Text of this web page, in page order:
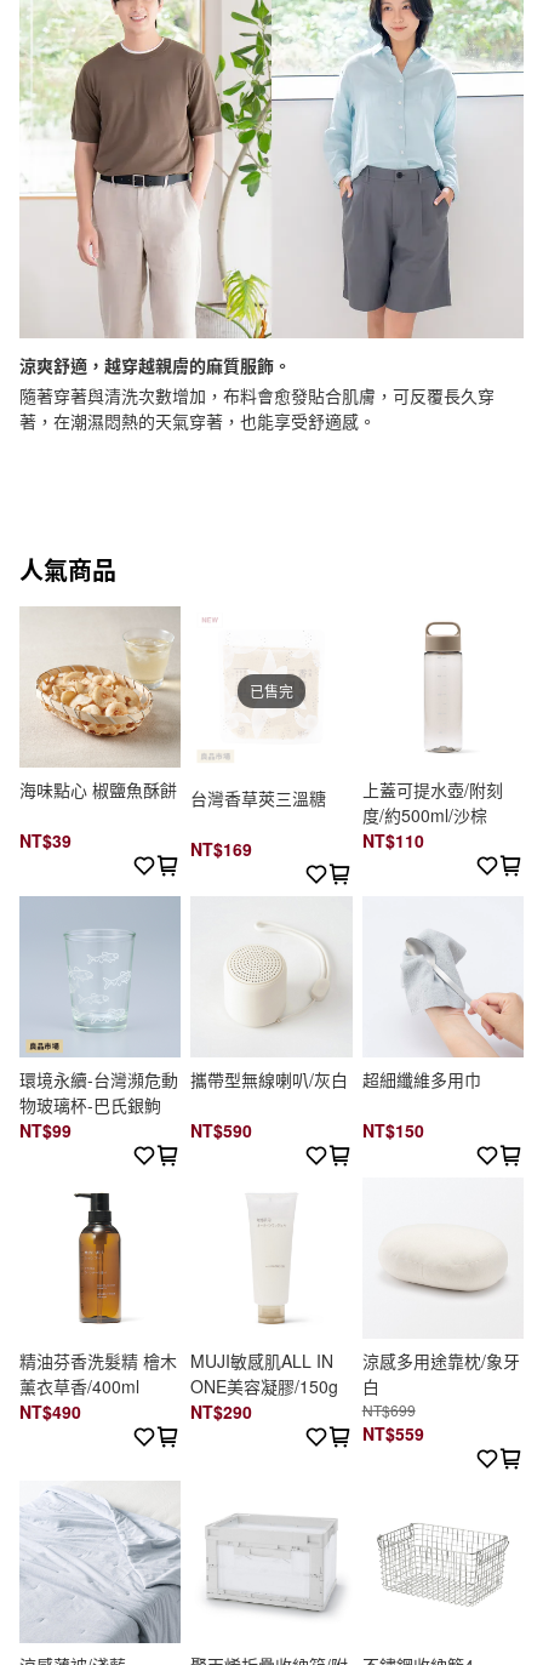
涼爽舒適，越穿越親膚的麻質服飾。
隨著穿著與清洗次數增加，布料會愈發貼合肌膚，可反覆長久穿
著，在潮濕悶熱的天氣穿著，也能享受舒適感。
人氣商品
海味點心 椒鹽魚酥餅
NT$39
台灣香草莢三溫糖
NT$169
已售完
上蓋可提水壺/附刻
度/約500ml/沙棕
NT$110
環境永續-台灣瀕危動
物玻璃杯-巴氏銀鮈
NT$99
攜帶型無線喇叭/灰白
NT$590
超細纖維多用巾
NT$150
精油芬香洗髮精 檜木
薰衣草香/400ml
NT$490
MUJI敏感肌ALL IN
ONE美容凝膠/150g
NT$290
涼感多用途靠枕/象牙
白
NT$699
NT$559